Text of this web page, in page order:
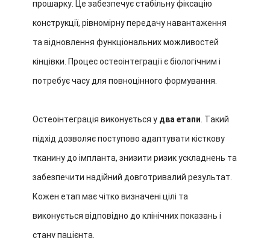
прошарку. Це забезпечує стабільну фіксацію
конструкції, рівномірну передачу навантаження
та відновлення функціональних можливостей
кінцівки. Процес остеоінтеграції є біологічним і
потребує часу для повноцінного формування.
Остеоінтеграція виконується у два етапи . Такий
підхід дозволяє поступово адаптувати кісткову
тканину до імпланта, знизити ризик ускладнень та
забезпечити надійний довготривалий результат.
Кожен етап має чітко визначені цілі та
виконується відповідно до клінічних показань і
стану пацієнта.